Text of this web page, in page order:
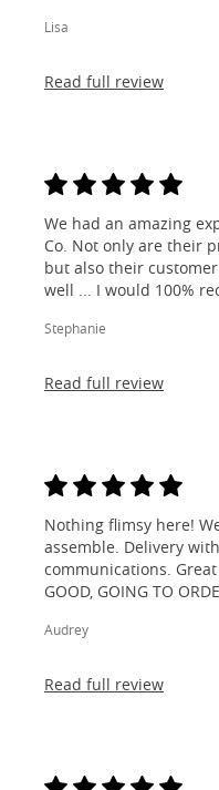
Lisa
Read full review
We had an amazing
Co. Not only are their
but also their
well ... I would 100%
Stephanie
Read full review
Nothing flimsy here!
assemble. Delivery
communications.
GOOD, GOING TO
Audrey
Read full review